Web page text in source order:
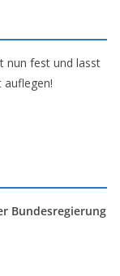
nun fest und lasst
auflegen!
Bundesregierung